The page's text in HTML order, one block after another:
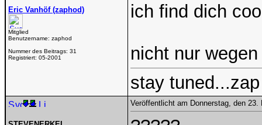
Eric Vanhöf (zaphod)
Mitglied
Benutzername: zaphod
Nummer des Beitrags: 31
Registriert: 05-2001
ich find dich
nicht nur
stay tuned...zap
Veröffentlicht am Donnerstag, den